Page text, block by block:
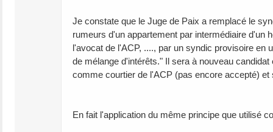
Je constate que le Juge de Paix a remplacé le
rumeurs d'un appartement par intermédiaire d'un
l'avocat de l'ACP, ...., par un syndic provisoire en
de mélange d'intérêts." Il sera à nouveau
comme courtier de l'ACP (pas encore accepté)
En fait l'application du même principe que utilisé